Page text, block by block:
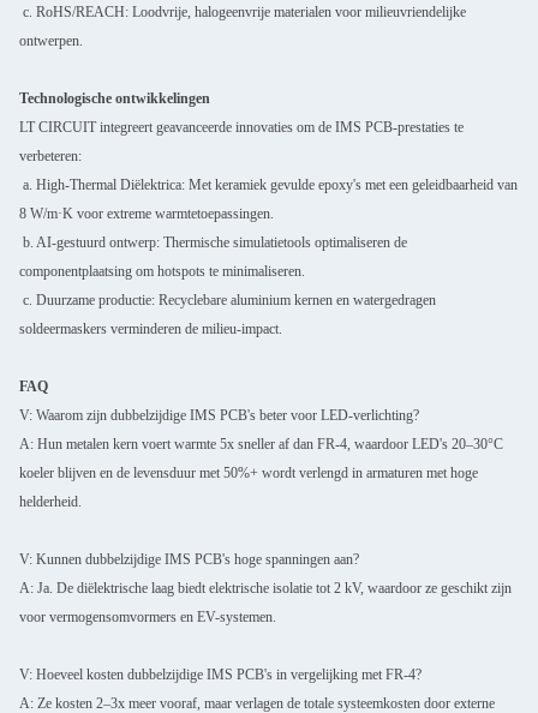
We bellen je snel terug!
c. RoHS/REACH: Loodvrije, halogeenvrije materialen voor milieuvriendelijke
ontwerpen.
Technologische ontwikkelingen
LT CIRCUIT integreert geavanceerde innovaties om de IMS PCB-prestaties te
verbeteren:
a. High-Thermal Diëlektrica: Met keramiek gevulde epoxy's met een geleidbaarheid van
8 W/m·K voor extreme warmtetoepassingen.
b. AI-gestuurd ontwerp: Thermische simulatietools optimaliseren de
componentplaatsing om hotspots te minimaliseren.
c. Duurzame productie: Recyclebare aluminium kernen en watergedragen
soldeermaskers verminderen de milieu-impact.
FAQ
V: Waarom zijn dubbelzijdige IMS PCB's beter voor LED-verlichting?
A: Hun metalen kern voert warmte 5x sneller af dan FR-4, waardoor LED's 20–30°C
koeler blijven en de levensduur met 50%+ wordt verlengd in armaturen met hoge
helderheid.
V: Kunnen dubbelzijdige IMS PCB's hoge spanningen aan?
A: Ja. De diëlektrische laag biedt elektrische isolatie tot 2 kV, waardoor ze geschikt zijn
voor vermogensomvormers en EV-systemen.
V: Hoeveel kosten dubbelzijdige IMS PCB's in vergelijking met FR-4?
A: Ze kosten 2–3x meer vooraf, maar verlagen de totale systeemkosten door externe